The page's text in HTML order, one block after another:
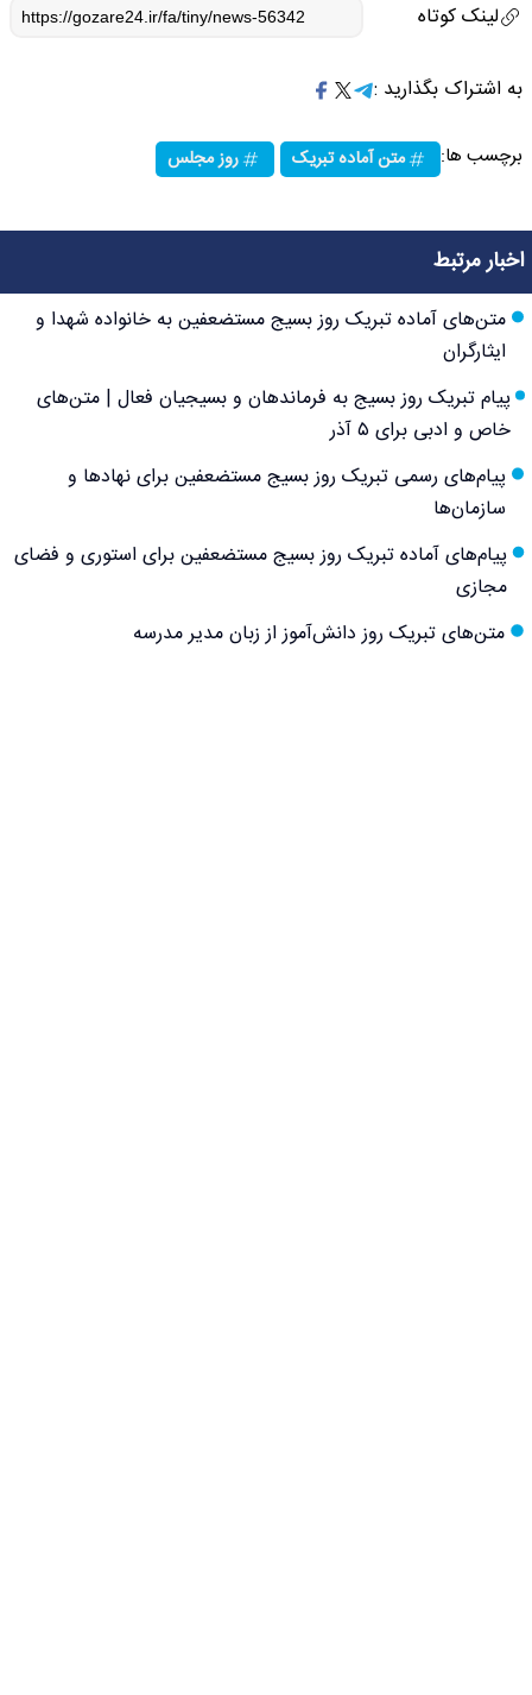
لینک کوتاه
به اشتراک بگذارید :
برچسب ها: متن آماده تبریک روز مجلس
اخبار مرتبط
متن‌های آماده تبریک روز بسیج مستضعفین به خانواده شهدا و
ایثارگران
پیام تبریک روز بسیج به فرماندهان و بسیجیان فعال | متن‌های
خاص و ادبی برای ۵ آذر
پیام‌های رسمی تبریک روز بسیج مستضعفین برای نهادها و
سازمان‌ها
پیام‌های آماده تبریک روز بسیج مستضعفین برای استوری و فضای
مجازی
متن‌های تبریک روز دانش‌آموز از زبان مدیر مدرسه